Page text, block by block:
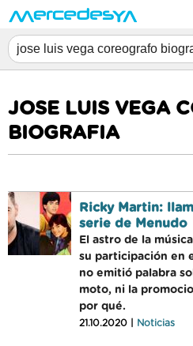
JOSE LUIS VEGA
BIOGRAFIA
Ricky Martin:
serie de Menudo
El astro de la
su participación en
no emitió palabra
moto, ni la
por qué.
21.10.2020 | Noticias